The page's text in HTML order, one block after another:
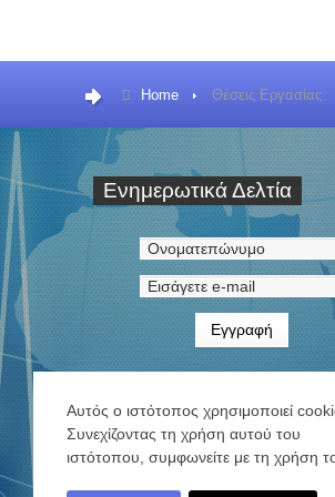
Home Θέσεις Εργασίας
ΕνημερωτικάΔελτία
Αυτός ο ιστότοπος χρησιμοποιεί
Συνεχίζοντας τη χρήση αυτού του
ιστότοπου, συμφωνείτε με τη χρήση